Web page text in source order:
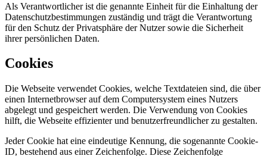
Als Verantwortlicher ist die genannte Einheit für die Einhaltung der
Datenschutzbestimmungen zuständig und trägt die Verantwortung
für den Schutz der Privatsphäre der Nutzer sowie die Sicherheit
ihrer persönlichen Daten.
Cookies
Die Webseite verwendet Cookies, welche Textdateien sind, die über
einen Internetbrowser auf dem Computersystem eines Nutzers
abgelegt und gespeichert werden. Die Verwendung von Cookies
hilft, die Webseite effizienter und benutzerfreundlicher zu gestalten.
Jeder Cookie hat eine eindeutige Kennung, die sogenannte Cookie-
ID, bestehend aus einer Zeichenfolge. Diese Zeichenfolge